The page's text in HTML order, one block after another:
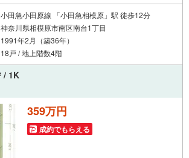
小田急小田原線 「小田急相模原」駅 徒歩12分
神奈川県相模原市南区南台1丁目
1991年2月（築36年）
18戸 / 地上階数4階
/ 1K
359万円
成約でもらえる